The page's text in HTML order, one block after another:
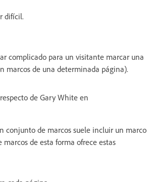
difícil.
complicado para un visitante marcar una
marcos de una determinada página).
de Gary White en
conjunto de marcos suele incluir un marco
de esta forma ofrece estas